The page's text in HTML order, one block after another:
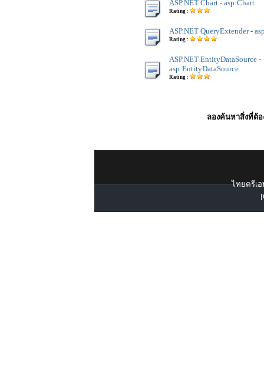
ASP.NET Chart - asp:Chart
Rating :
ASP.NET QueryExtender -
Rating :
ASP.NET EntityDataSource -
asp:EntityDataSource
Rating :
ลองค้นหาสิ่งที่ต้อ
ไทยครีเอ
[